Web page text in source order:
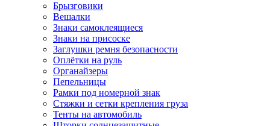
Брызговики
Вешалки
Знаки самоклеящиеся
Знаки на присоске
Заглушки ремня безопасности
Оплётки на руль
Органайзеры
Пепельницы
Рамки под номерной знак
Стяжки и сетки крепления груза
Тенты на автомобиль